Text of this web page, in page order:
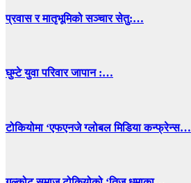
प्रवास र मातृभूमिको सञ्चार सेतु:…
घुम्टे युवा परिवार जापान :…
टोकियोमा ‘एफएनजे ग्लोबल मिडिया कन्फ्रेन्स…